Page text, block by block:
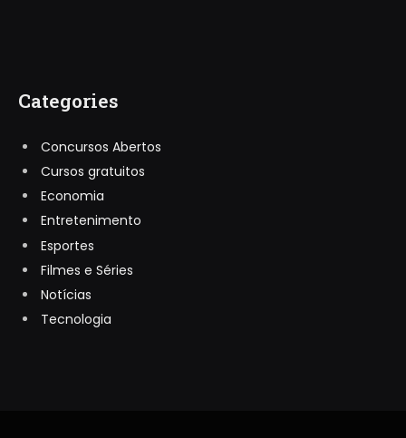
Categories
Concursos Abertos
Cursos gratuitos
Economia
Entretenimento
Esportes
Filmes e Séries
Notícias
Tecnologia